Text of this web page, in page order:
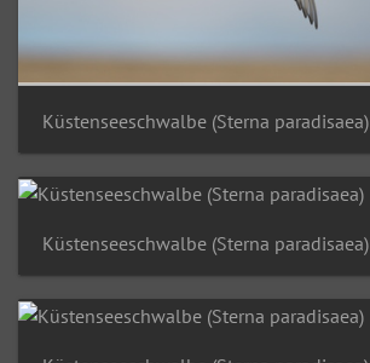
Küstenseeschwalbe (Sterna paradisaea)
Küstenseeschwalbe (Sterna paradisaea)